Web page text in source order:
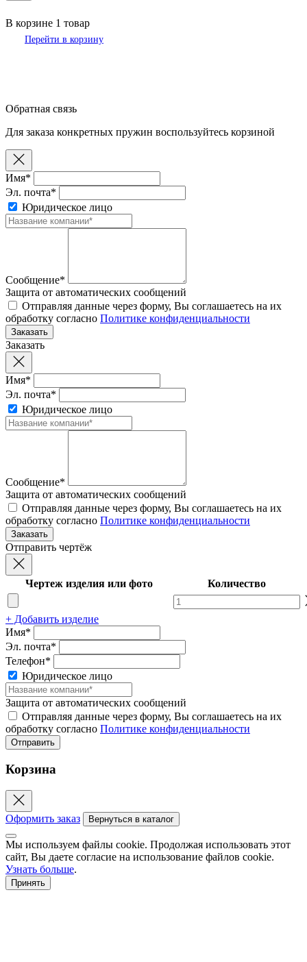
В корзине 1 товар
Перейти в корзину
Обратная связь
Для заказа конкретных пружин воспользуйтесь корзиной
Имя*
Эл. почта*
Юридическое лицо
Сообщение*
Защита от автоматических сообщений
Отправляя данные через форму, Вы соглашаетесь на их
обработку согласно Политике конфиденциальности
Заказать
Имя*
Эл. почта*
Юридическое лицо
Сообщение*
Защита от автоматических сообщений
Отправляя данные через форму, Вы соглашаетесь на их
обработку согласно Политике конфиденциальности
Отправить чертёж
Чертеж изделия или фото Количество
+ Добавить изделие
Имя*
Эл. почта*
Телефон*
Юридическое лицо
Защита от автоматических сообщений
Отправляя данные через форму, Вы соглашаетесь на их
обработку согласно Политике конфиденциальности
Корзина
Оформить заказ Вернуться в каталог
Мы используем файлы cookie. Продолжая использовать этот
сайт, Вы даете согласие на использование файлов cookie.
Узнать больше.
Принять